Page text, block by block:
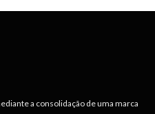
a consolidação de uma marca